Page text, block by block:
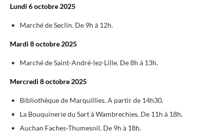
Lundi 6 octobre 2025
Marché de Seclin. De 9h à 12h.
Mardi 8 octobre 2025
Marché de Saint-André-lez-Lille. De 8h à 13h.
Mercredi 8 octobre 2025
Bibliothèque de Marquillies. A partir de 14h30.
La Bouquinerie du Sart à Wambrechies. De 11h à 18h.
Auchan Faches-Thumesnil. De 9h à 18h.